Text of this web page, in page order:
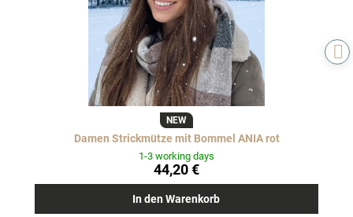
NEW
Damen Strickmütze mit Bommel ANIA rot
1-3 working days
44,20 €
In den Warenkorb